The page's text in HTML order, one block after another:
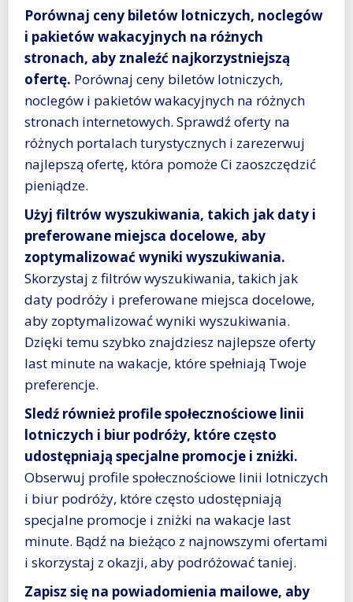
Porównaj ceny biletów lotniczych, noclegów
i pakietów wakacyjnych na różnych
stronach, aby znaleźć najkorzystniejszą
ofertę. Porównaj ceny biletów lotniczych,
noclegów i pakietów wakacyjnych na różnych
stronach internetowych. Sprawdź oferty na
różnych portalach turystycznych i zarezerwuj
najlepszą ofertę, która pomoże Ci zaoszczędzić
pieniądze.
Użyj filtrów wyszukiwania, takich jak daty i
preferowane miejsca docelowe, aby
zoptymalizować wyniki wyszukiwania.
Skorzystaj z filtrów wyszukiwania, takich jak
daty podróży i preferowane miejsca docelowe,
aby zoptymalizować wyniki wyszukiwania.
Dzięki temu szybko znajdziesz najlepsze oferty
last minute na wakacje, które spełniają Twoje
preferencje.
Sledź również profile społecznościowe linii
lotniczych i biur podróży, które często
udostępniają specjalne promocje i zniżki.
Obserwuj profile społecznościowe linii lotniczych
i biur podróży, które często udostępniają
specjalne promocje i zniżki na wakacje last
minute. Bądź na bieżąco z najnowszymi ofertami
i skorzystaj z okazji, aby podróżować taniej.
Zapisz się na powiadomienia mailowe, aby